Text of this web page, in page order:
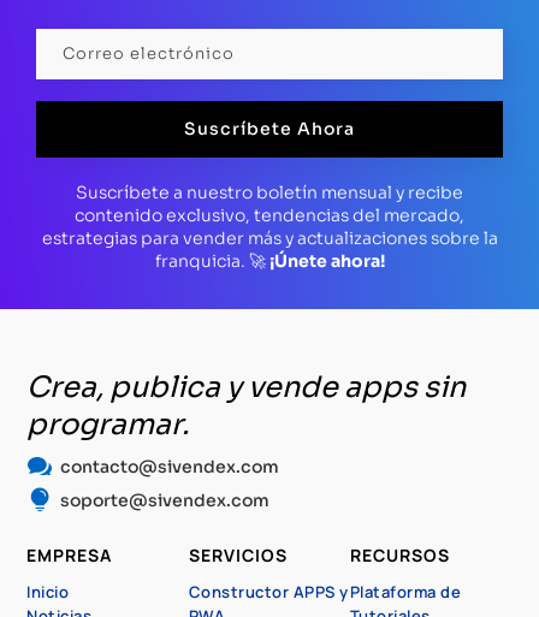
Suscríbete Ahora
Suscríbete a nuestro boletín mensual y recibe
contenido exclusivo, tendencias del mercado,
estrategias para vender más y actualizaciones sobre la
franquicia. 🚀 ¡Únete ahora!
Crea, publica y vende apps sin
programar.
 contacto@sivendex.com
 soporte@sivendex.com
EMPRESA
Inicio
SERVICIOS
Constructor APPS y
RECURSOS
Plataforma de